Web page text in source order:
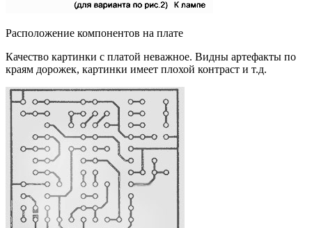
Расположение компонентов на плате
Качество картинки с платой неважное. Видны артефакты по
краям дорожек, картинки имеет плохой контраст и т.д.